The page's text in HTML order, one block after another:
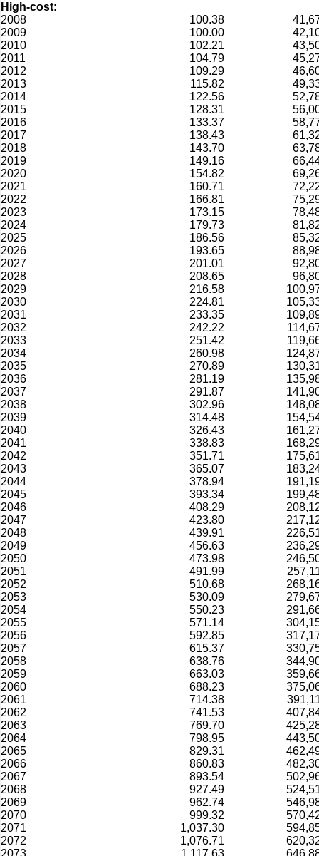
High-cost:
2008
100.38
2009
100.00
2010
102.21
2011
104.79
2012
109.29
2013
115.82
2014
122.56
2015
128.31
2016
133.37
2017
138.43
2018
143.70
2019
149.16
2020
154.82
2021
160.71
2022
166.81
2023
173.15
2024
179.73
2025
186.56
2026
193.65
2027
201.01
2028
208.65
2029
216.58
2030
224.81
2031
233.35
2032
242.22
2033
251.42
2034
260.98
2035
270.89
2036
281.19
2037
291.87
2038
302.96
2039
314.48
2040
326.43
2041
338.83
2042
351.71
2043
365.07
2044
378.94
2045
393.34
2046
408.29
2047
423.80
2048
439.91
2049
456.63
2050
473.98
2051
491.99
2052
510.68
2053
530.09
2054
550.23
2055
571.14
2056
592.85
2057
615.37
2058
638.76
2059
663.03
2060
688.23
2061
714.38
2062
741.53
2063
769.70
2064
798.95
2065
829.31
2066
860.83
2067
893.54
2068
927.49
2069
962.74
2070
999.32
2071
1,037.30
2072
1,076.71
2073
1,117.63